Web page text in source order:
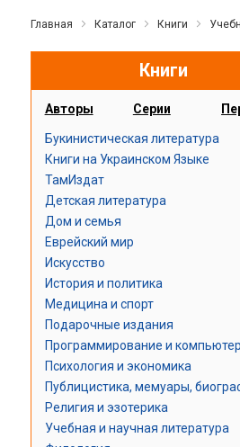
Главная Каталог Книги
Книги
Авторы Серии
Букинистическая литература
Книги на Украинском Языке
ТамИздат
Детская литература
Дом и семья
Еврейский мир
Искусство
История и политика
Медицина и спорт
Подарочные издания
Программирование и
Психология и экономика
Публицистика, мемуары,
Религия и эзотерика
Учебная и научная литература